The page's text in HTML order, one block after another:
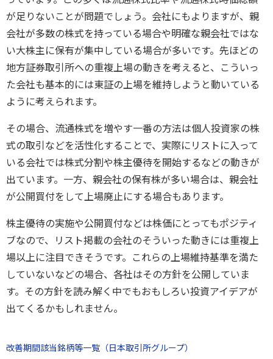
が足りないことが問題でしょう。会社にもよりますが、親
会社が多数の株式を持っている場合や明確な親会社ではな
い大株主に保有が集中している場合が多いです。先ほどの
地方証券取引所への重複上場の動きを考えると、こういっ
た会社も基本的には東証の上場を維持しようと動いている
ように考えられます。
その場合、流通株式を増やす一番の方法は個人投資家の株
式の取引などを活性化することで、実際にリストに入って
いる会社では株式分割や株主優待を開始するなどの動きが
出ています。一方、親会社の保有株が多い場合は、親会社
が公開買付をして上場廃止にする場合もあります。
株主優待の実施や公開買付などは株価にとってもポジティ
ブなので、リスト掲載の会社のそういった動きには重複上
場以上に注目できそうです。これらの上場維持基準を満た
していないなどの場合、各社はその方針を公開していま
す。その方針を読み解く中でもおもしろい投資アイデアが
出てくるかもしれません。
改善期間該当銘柄等一覧（日本取引所グループ）